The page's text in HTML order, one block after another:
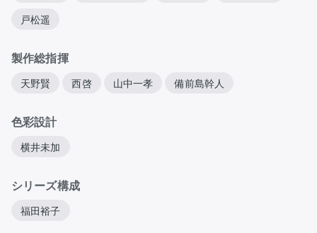
戸松遥
製作総指揮
天野賢 西啓 山中一孝 備前島幹人
色彩設計
横井未加
シリーズ構成
福田裕子